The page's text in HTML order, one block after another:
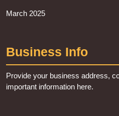
March 2025
Business Info
Provide your business address,
important information here.